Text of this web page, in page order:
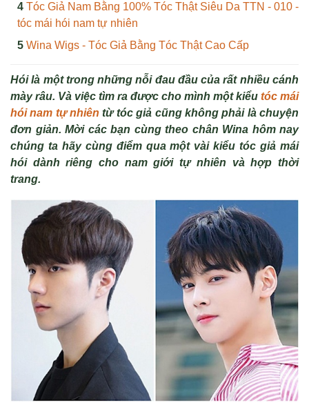
Tóc Giả Nam Bằng 100% Tóc Thật Siêu Da TTN - 010 -
tóc mái hói nam tự nhiên
Wina Wigs - Tóc Giả Bằng Tóc Thật Cao Cấp
Hói là một trong những nỗi đau đầu của rất nhiều cánh
mày râu. Và việc tìm ra được cho mình một kiểu tóc mái
hói nam tự nhiêntừ tóc giả cũng không phải là chuyện
đơn giản. Mời các bạn cùng theo chân Wina hôm nay
chúng ta hãy cùng điểm qua một vài kiểu tóc giả mái
hói dành riêng cho nam giới tự nhiên và hợp thời
trang.